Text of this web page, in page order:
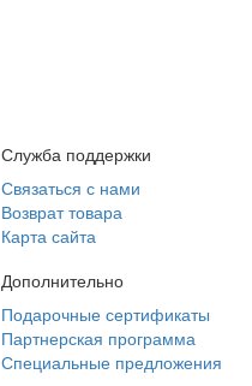
Служба поддержки
Связаться с нами
Возврат товара
Карта сайта
Дополнительно
Подарочные сертификаты
Партнерская программа
Специальные предложения